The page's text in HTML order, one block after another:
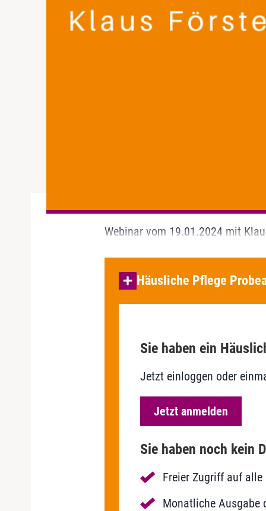
Webinar vom 19.01.2024 mit
Häusliche Pflege
Sie haben ein
Jetzt einloggen oder
Jetzt anmelden
Sie haben noch kein
Freier Zugriff auf alle
Monatliche Ausgabe